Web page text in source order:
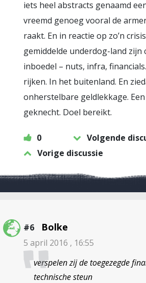
iets heel abstracts genaamd
vreemd genoeg vooral de
raakt. En in reactie op zo’n
gemiddelde underdog-land zijn
inboedel – nuts, infra,
rijken. In het buitenland. En
onherstelbare geldlekkage.
geknecht. Doel bereikt.
0
Volgende
Vorige discussie
#6 Bolke
5 april 2016 , 16:55
verspelen zij de toegezegde
technische steun